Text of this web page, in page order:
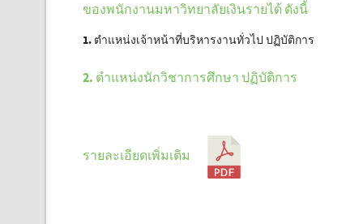
ของพนักงานมหาวิทยาลัยเงินรายได้ ดังนี้
1. ตำแหน่งเจ้าหน้าที่บริหารงานทั่วไป ปฏิบัติการ
2. ตำแหน่งนักวิชาการศึกษา ปฏิบัติการ
รายละเอียดเพิ่มเติม